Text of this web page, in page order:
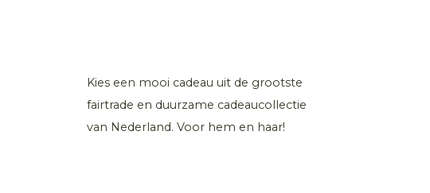
Kies een mooi cadeau uit de grootste
fairtrade en duurzame cadeaucollectie
van Nederland. Voor hem en haar!